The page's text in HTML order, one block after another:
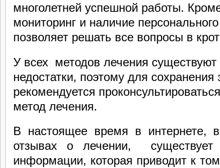
многолетней успешной работы.
мониторинг и наличие
позволяет решать все вопросы в
У всех методов лечения
недостатки, поэтому для
рекомендуется
метод лечения.
В настоящее время в интернете,
отзывах о лечении, существует
информации, которая приводит к